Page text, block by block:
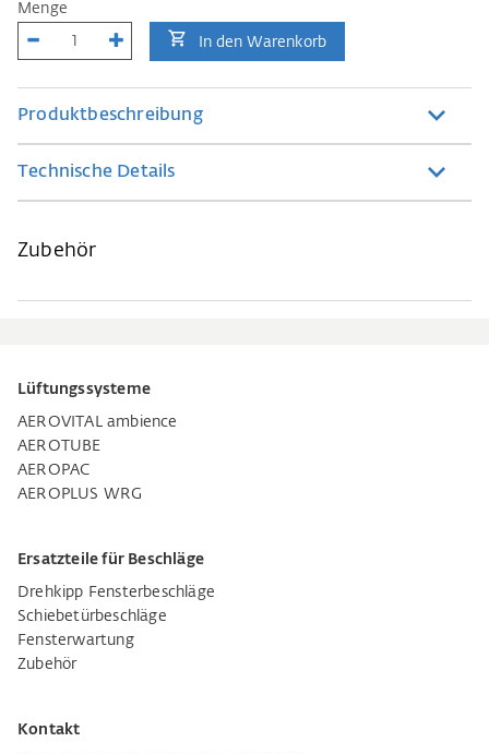
Menge
In den Warenkorb
Produktbeschreibung
Technische Details
Zubehör
Lüftungssysteme
AEROVITAL ambience
AEROTUBE
AEROPAC
AEROPLUS WRG
Ersatzteile für Beschläge
Drehkipp Fensterbeschläge
Schiebetürbeschläge
Fensterwartung
Zubehör
Kontakt